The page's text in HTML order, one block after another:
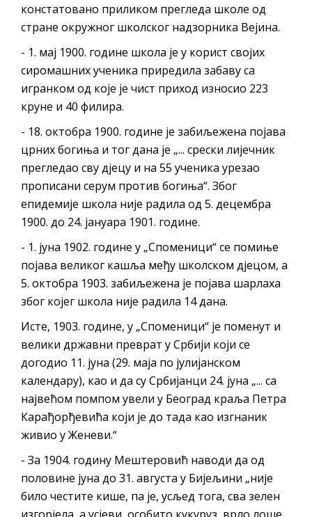
констатовано приликом прегледа школе од
стране окружног школског надзорника Вејина.
- 1. мај 1900. године школа је у корист својих
сиромашних ученика приредила забаву са
игранком од које је чист приход износио 223
круне и 40 филира.
- 18. октобра 1900. године је забиљежена појава
црних богиња и тог дана је „... срески лијечник
прегледао сву дјецу и на 55 ученика урезао
прописани серум против богиња“. Због
епидемије школа није радила од 5. децембра
1900. до 24. јануара 1901. године.
- 1. јуна 1902. године у „Споменици“ се помиње
појава великог кашља међу школском дјецом, а
5. октобра 1903. забиљежена је појава шарлаха
због којег школа није радила 14 дана.
Исте, 1903. године, у „Споменици“ је поменут и
велики државни преврат у Србији који се
догодио 11. јуна (29. маја по јулијанском
календару), као и да су Србијанци 24. јуна „... са
највећом помпом увели у Београд краља Петра
Карађорђевића који је до тада као изгнаник
живио у Женеви.“
- За 1904. годину Мештеровић наводи да од
половине јуна до 31. августа у Бијељини „није
било честите кише, па је, усљед тога, сва зелен